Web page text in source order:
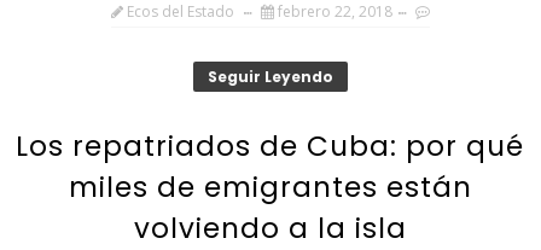
Ecos del Estado febrero 22, 2018
Seguir Leyendo
Los repatriados de Cuba: por qué
miles de emigrantes están
volviendo a la isla